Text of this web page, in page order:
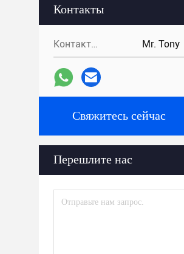
Контакты
Контакты: Mr. Tony
Свяжитесь сейчас
Перешлите нас